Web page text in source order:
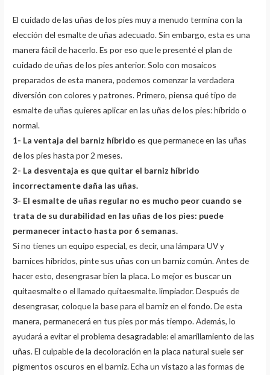
El cuidado de las uñas de los pies muy a menudo termina con la
elección del esmalte de uñas adecuado. Sin embargo, esta es una
manera fácil de hacerlo. Es por eso que le presenté el plan de
cuidado de uñas de los pies anterior. Solo con mosaicos
preparados de esta manera, podemos comenzar la verdadera
diversión con colores y patrones. Primero, piensa qué tipo de
esmalte de uñas quieres aplicar en las uñas de los pies: híbrido o
normal.
1- La ventaja del barniz híbrido es que permanece en las uñas
de los pies hasta por 2 meses.
2- La desventaja es que quitar el barniz híbrido
incorrectamente daña las uñas.
3- El esmalte de uñas regular no es mucho peor cuando se
trata de su durabilidad en las uñas de los pies: puede
permanecer intacto hasta por 6 semanas.
Si no tienes un equipo especial, es decir, una lámpara UV y
barnices híbridos, pinte sus uñas con un barniz común. Antes de
hacer esto, desengrasar bien la placa. Lo mejor es buscar un
quitaesmalte o el llamado quitaesmalte. limpiador. Después de
desengrasar, coloque la base para el barniz en el fondo. De esta
manera, permanecerá en tus pies por más tiempo. Además, lo
ayudará a evitar el problema desagradable: el amarillamiento de las
uñas. El culpable de la decoloración en la placa natural suele ser
pigmentos oscuros en el barniz. Echa un vistazo a las formas de